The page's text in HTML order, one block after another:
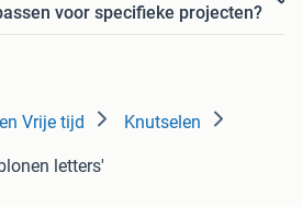
voor specifieke projecten?
Vrije tijd Knutselen
letters'